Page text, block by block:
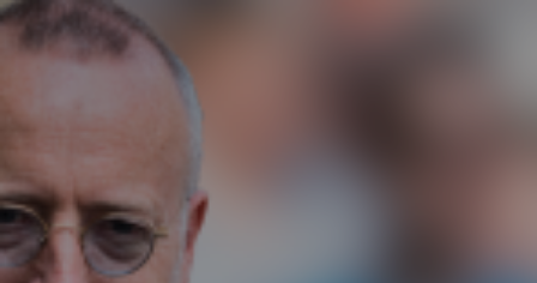
Spring